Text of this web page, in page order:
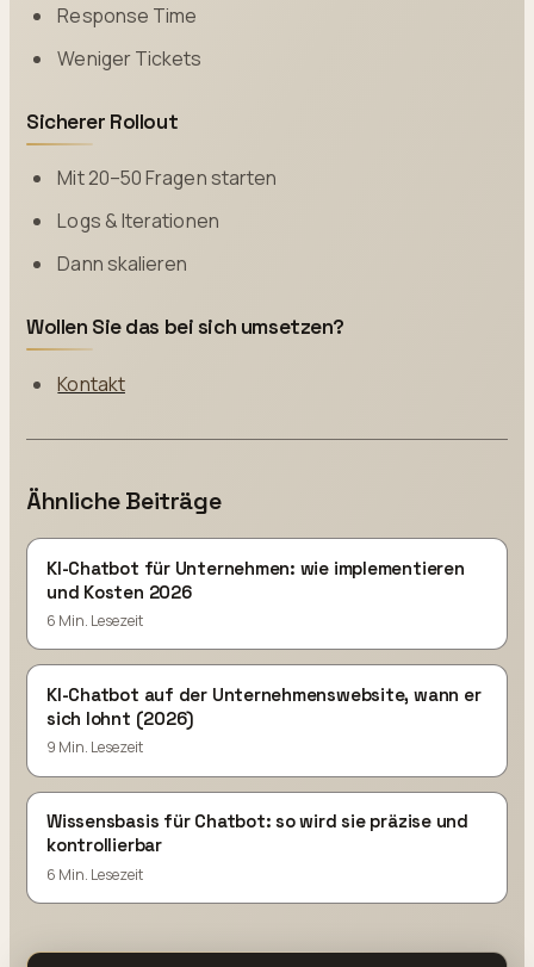
Response Time
Weniger Tickets
Sicherer Rollout
Mit 20–50 Fragen starten
Logs & Iterationen
Dann skalieren
Wollen Sie das bei sich umsetzen?
Kontakt
Ähnliche Beiträge
KI-Chatbot für Unternehmen: wie implementieren
und Kosten 2026
6 Min. Lesezeit
KI-Chatbot auf der Unternehmenswebsite, wann er
sich lohnt (2026)
9 Min. Lesezeit
Wissensbasis für Chatbot: so wird sie präzise und
kontrollierbar
6 Min. Lesezeit